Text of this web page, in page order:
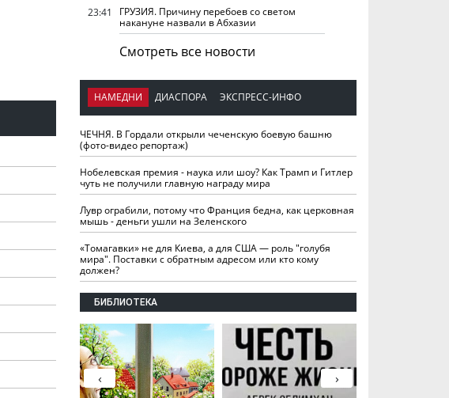
23:41
ГРУЗИЯ. Причину перебоев со светом
накануне назвали в Абхазии
Смотреть все новости
НАМЕДНИ ДИАСПОРА ЭКСПРЕСС-ИНФО
ЧЕЧНЯ. В Гордали открыли чеченскую боевую башню
(фото-видео репортаж)
Нобелевская премия - наука или шоу? Как Трамп и Гитлер
чуть не получили главную награду мира
Лувр ограбили, потому что Франция бедна, как церковная
мышь - деньги ушли на Зеленского
«Томагавки» не для Киева, а для США — роль "голубя
мира". Поставки с обратным адресом или кто кому
должен?
БИБЛИОТЕКА
›
‹